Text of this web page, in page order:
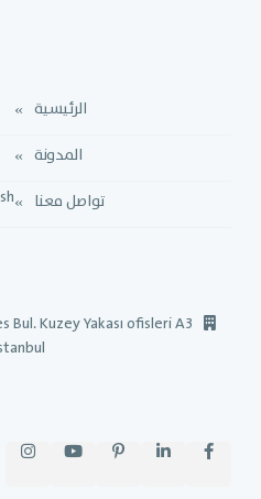
الرئيسية
المدونة
تواصل معنا
Bul. Kuzey Yakası ofisleri A3